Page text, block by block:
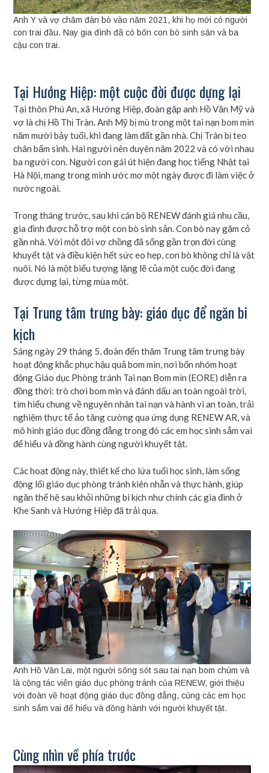
Anh Y và vợ chăm đàn bò vào năm 2021, khi họ mới có người
con trai đầu. Nay gia đình đã có bốn con bò sinh sản và ba
cậu con trai.
Tại Hướng Hiệp: một cuộc đời được dựng lại
Tại thôn Phú An, xã Hướng Hiệp, đoàn gặp anh Hồ Văn Mỹ và
vợ là chị Hồ Thị Tràn. Anh Mỹ bị mù trong một tai nạn bom mìn
năm mười bảy tuổi, khi đang làm đất gần nhà. Chị Tràn bị teo
chân bẩm sinh. Hai người nên duyên năm 2022 và có với nhau
ba người con. Người con gái út hiện đang học tiếng Nhật tại
Hà Nội, mang trong mình ước mơ một ngày được đi làm việc ở
nước ngoài.
Trong tháng trước, sau khi cán bộ RENEW đánh giá nhu cầu,
gia đình được hỗ trợ một con bò sinh sản. Con bò nay gặm cỏ
gần nhà. Với một đôi vợ chồng đã sống gần trọn đời cùng
khuyết tật và điều kiện hết sức eo hẹp, con bò không chỉ là vật
nuôi. Nó là một biểu tượng lặng lẽ của một cuộc đời đang
được dựng lại, từng mùa một.
Tại Trung tâm trưng bày: giáo dục để ngăn bi
kịch
Sáng ngày 29 tháng 5, đoàn đến thăm Trung tâm trưng bày
hoạt động khắc phục hậu quả bom mìn, nơi bốn nhóm hoạt
động Giáo dục Phòng tránh Tai nạn Bom mìn (EORE) diễn ra
đồng thời: trò chơi bom mìn và đánh dấu an toàn ngoài trời,
tìm hiểu chung về nguyên nhân tai nạn và hành vi an toàn, trải
nghiệm thực tế ảo tăng cường qua ứng dụng RENEW AR, và
mô hình giáo dục đồng đẳng trong đó các em học sinh sắm vai
để hiểu và đồng hành cùng người khuyết tật.
Các hoạt động này, thiết kế cho lứa tuổi học sinh, làm sống
động lối giáo dục phòng tránh kiên nhẫn và thực hành, giúp
ngăn thế hệ sau khỏi những bi kịch như chính các gia đình ở
Khe Sanh và Hướng Hiệp đã trải qua.
Anh Hồ Văn Lai, một người sống sót sau tai nạn bom chùm và
là cộng tác viên giáo dục phòng tránh của RENEW, giới thiệu
với đoàn về hoạt động giáo dục đồng đẳng, cùng các em học
sinh sắm vai để hiểu và đồng hành với người khuyết tật.
Cùng nhìn về phía trước